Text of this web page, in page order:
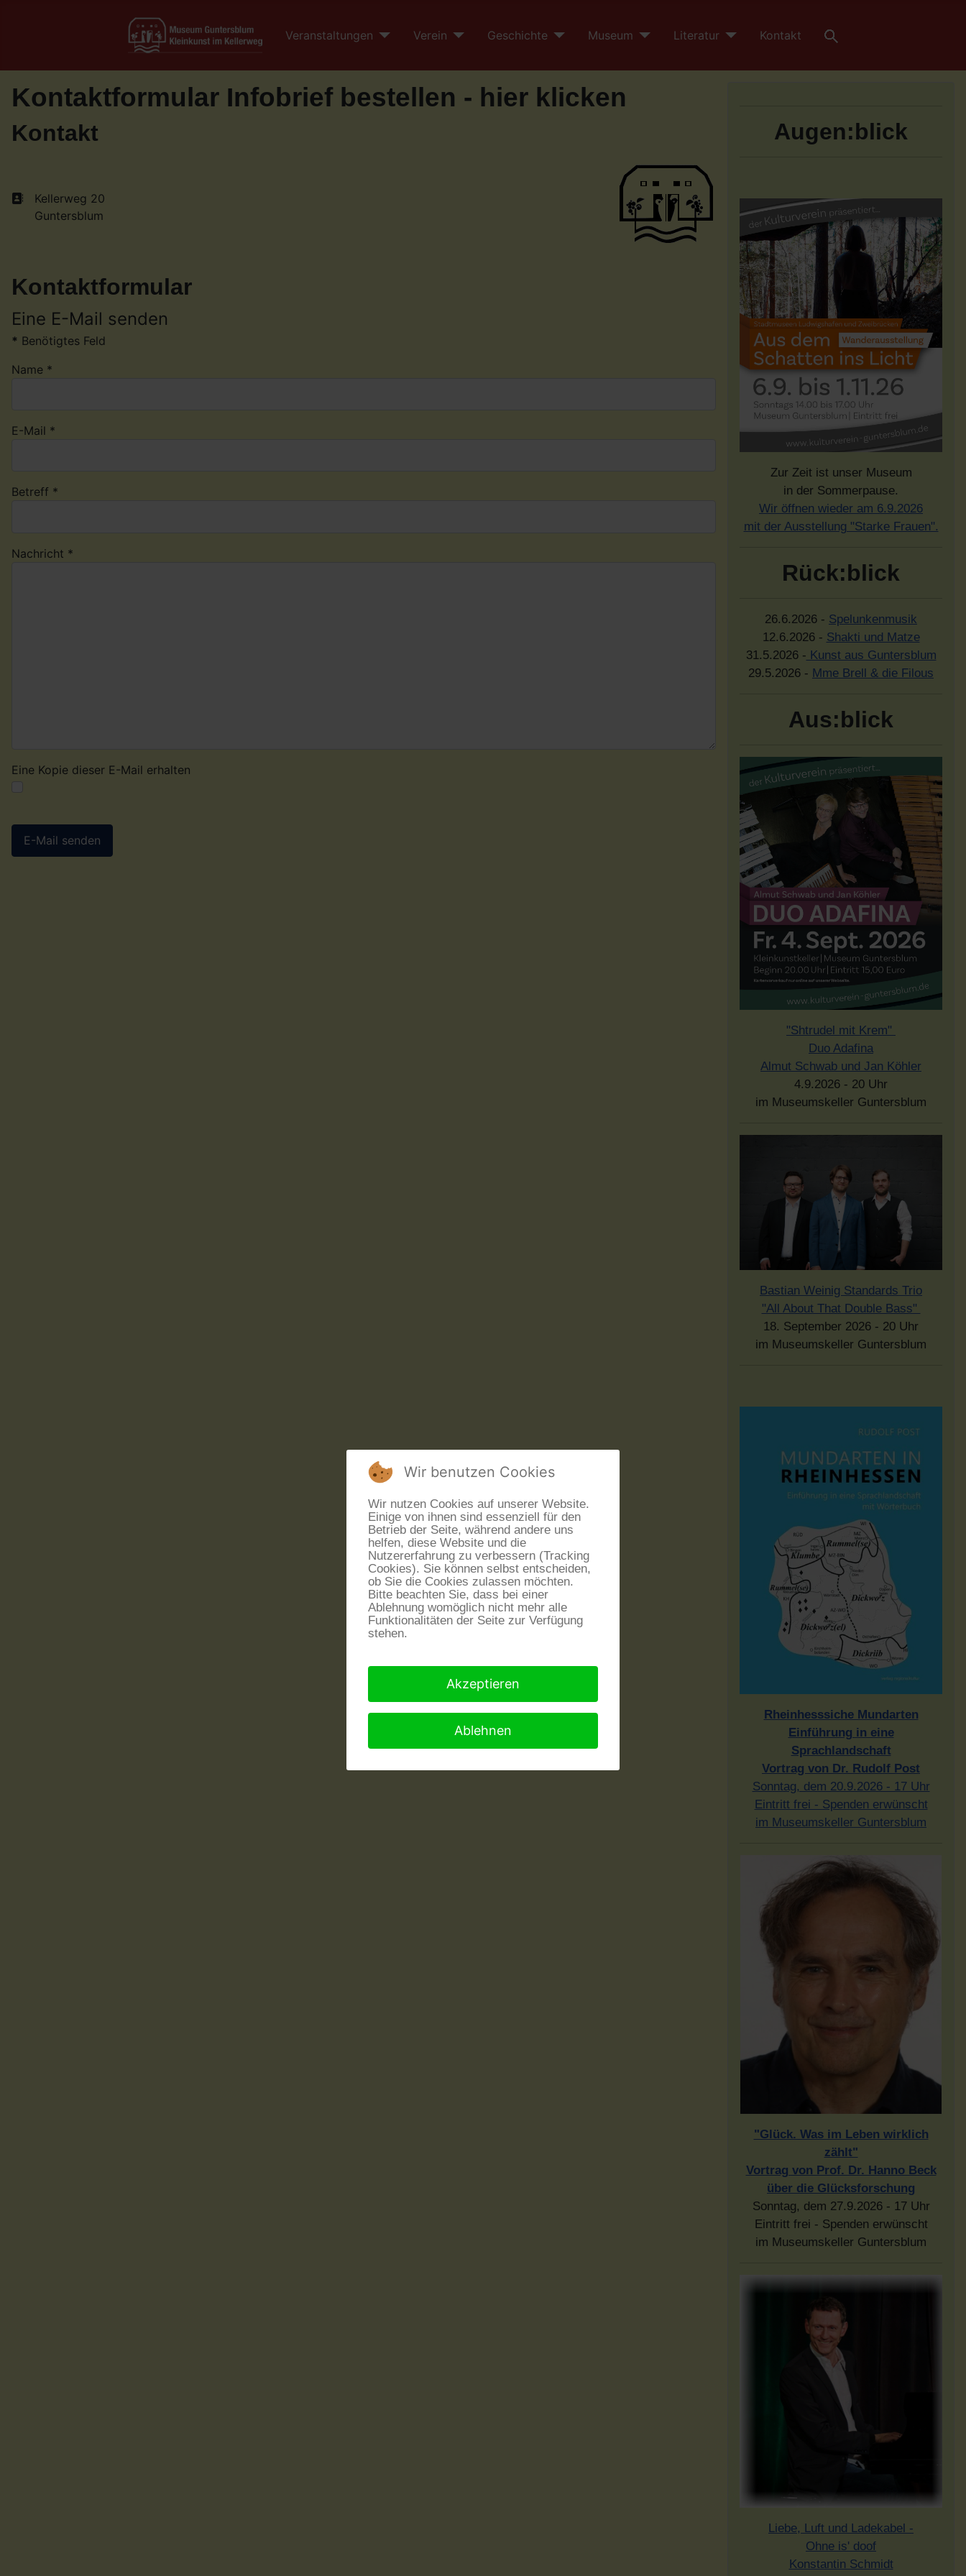
Veranstaltungen Verein Geschichte Museum Literatur Kontakt
Kontaktformular Infobrief bestellen - hier klicken
Kontakt
Adresse:
Kellerweg 20
Guntersblum
Kontaktformular
Eine E-Mail senden
* Benötigtes Feld
Name *
E-Mail *
Betreff *
Nachricht *
Eine Kopie dieser E-Mail erhalten
E-Mail senden
Augen:blick
Zur Zeit ist unser Museum
in der Sommerpause.
Wir öffnen wieder am 6.9.2026
mit der Ausstellung "Starke Frauen".
Rück:blick
26.6.2026 - Spelunkenmusik
12.6.2026 - Shakti und Matze
31.5.2026 - Kunst aus Guntersblum
29.5.2026 - Mme Brell & die Filous
Aus:blick
"Shtrudel mit Krem"
Duo Adafina
Almut Schwab und Jan Köhler
4.9.2026 - 20 Uhr
im Museumskeller Guntersblum
Bastian Weinig Standards Trio
"All About That Double Bass"
18. September 2026 - 20 Uhr
im Museumskeller Guntersblum
Rheinhesssiche Mundarten
Einführung in eine
Sprachlandschaft
Vortrag von Dr. Rudolf Post
Sonntag, dem 20.9.2026 - 17 Uhr
Eintritt frei - Spenden erwünscht
im Museumskeller Guntersblum
"Glück. Was im Leben wirklich
zählt"
Vortrag von Prof. Dr. Hanno Beck
über die Glücksforschung
Sonntag, dem 27.9.2026 - 17 Uhr
Eintritt frei - Spenden erwünscht
im Museumskeller Guntersblum
Liebe, Luft und Ladekabel -
Ohne is' doof
Konstantin Schmidt
Wir benutzen Cookies
Wir nutzen Cookies auf unserer Website.
Einige von ihnen sind essenziell für den
Betrieb der Seite, während andere uns
helfen, diese Website und die
Nutzererfahrung zu verbessern (Tracking
Cookies). Sie können selbst entscheiden,
ob Sie die Cookies zulassen möchten.
Bitte beachten Sie, dass bei einer
Ablehnung womöglich nicht mehr alle
Funktionalitäten der Seite zur Verfügung
stehen.
Akzeptieren
Ablehnen